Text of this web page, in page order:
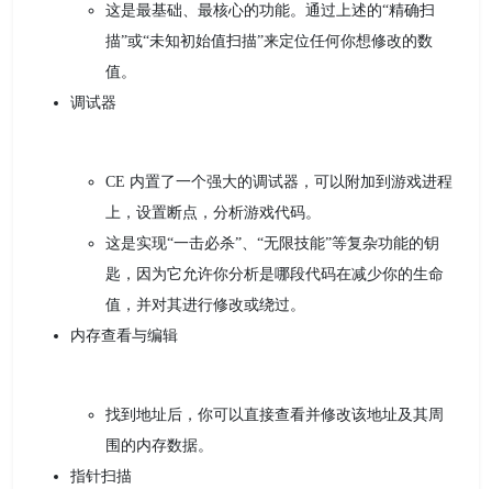
这是最基础、最核心的功能。通过上述的“精确扫
描”或“未知初始值扫描”来定位任何你想修改的数
值。
调试器
CE 内置了一个强大的调试器，可以附加到游戏进程
上，设置断点，分析游戏代码。
这是实现“一击必杀”、“无限技能”等复杂功能的钥
匙，因为它允许你分析是哪段代码在减少你的生命
值，并对其进行修改或绕过。
内存查看与编辑
找到地址后，你可以直接查看并修改该地址及其周
围的内存数据。
指针扫描